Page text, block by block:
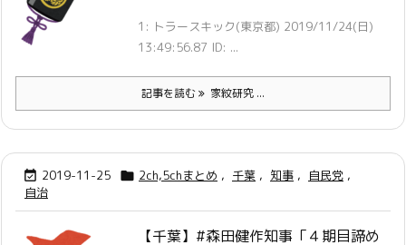
1: トラースキック(東京都) 2019/11/24(日)
13:49:56.87 ID: ...
記事を読む 家紋研究 ...
 2019-11-25  2ch,5chまとめ , 千葉 , 知事 , 自民党 ,
自治
【千葉】#森田健作知事「４期目諦め